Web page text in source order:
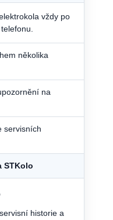
vždy po
několika
na
servisních
STKolo
historie a